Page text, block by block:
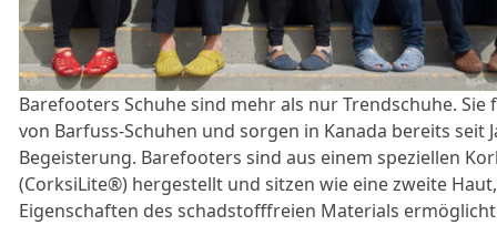
Barefooters Schuhe sind mehr als nur Trendschuhe.
von Barfuss-Schuhen und sorgen in Kanada bereits seit
Begeisterung. Barefooters sind aus einem speziellen
(CorksiLite®) hergestellt und sitzen wie eine zweite
Eigenschaften des schadstofffreien Materials